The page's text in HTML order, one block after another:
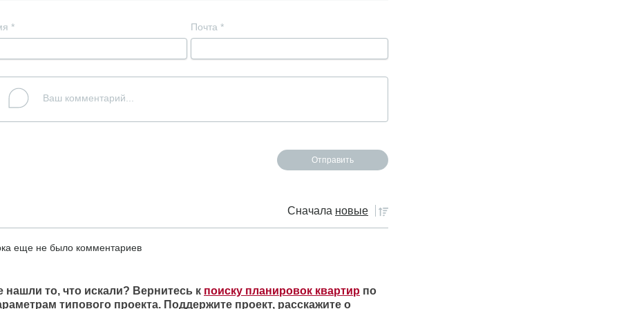
* Почта *
Сначала новые
еще не было комментариев
нашли то, что искали? Вернитесь к поиску планировок квартир по
типового проекта. Поддержите проект, расскажите о